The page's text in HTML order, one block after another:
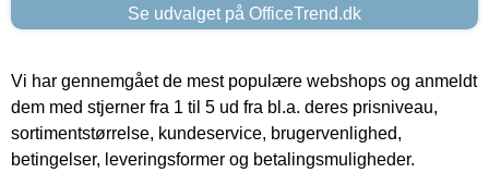
Se udvalget på OfficeTrend.dk
Vi har gennemgået de mest populære webshops og anmeldt
dem med stjerner fra 1 til 5 ud fra bl.a. deres prisniveau,
sortimentstørrelse, kundeservice, brugervenlighed,
betingelser, leveringsformer og betalingsmuligheder.